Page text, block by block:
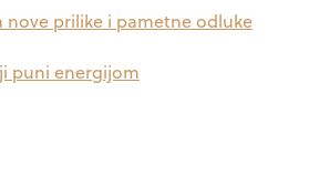
nove prilike i pametne odluke
puni energijom